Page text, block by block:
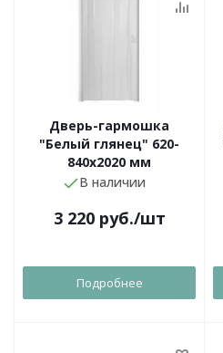
Дверь-гармошка
"Белый глянец" 620-
840х2020 мм
В наличии
3 220руб./шт
Подробнее